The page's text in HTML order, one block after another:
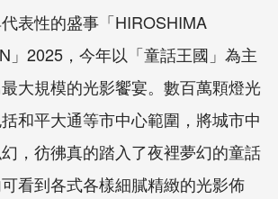
表性的盛事「HIROSHIMA
」2025，今年以「童話王國」為主
大規模的光影饗宴。數百萬顆燈光
和平大通等市中心範圍，將城市中
，彷彿真的踏入了夜裡夢幻的童話
看到各式各樣細膩精緻的光影佈